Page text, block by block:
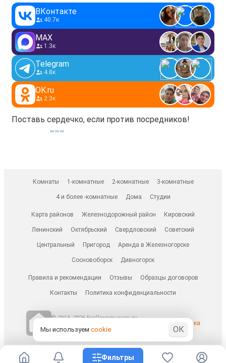
ВКонтакте
40.7к
MAX
1.3к
Telegram
4.8к
OK.ru
2.3к
Поставь сердечко, если против посредников!
Комнаты 1-комнатные 2-комнатные 3-комнатные
4 и более -комнатные Дома Студии
Карта районов Железнодорожный район Кировский
Ленинский Октябрьский Свердловский Советский
Центральный Пригород Аренда в Железногорске
Сосновоборск Дивногорск
Правила и рекомендации Отзывы Образцы договоров
Контакты Политика конфиденциальности
© 2013–2026 БезПосредников.ру
БесПосредника.ру / besposrednika.ru
Фильтры
Мы используем cookie ОК